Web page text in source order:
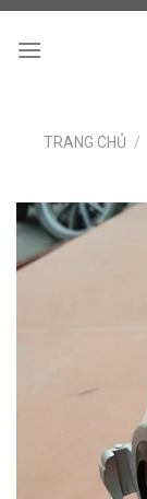
Skip
TRANG CHỦ /